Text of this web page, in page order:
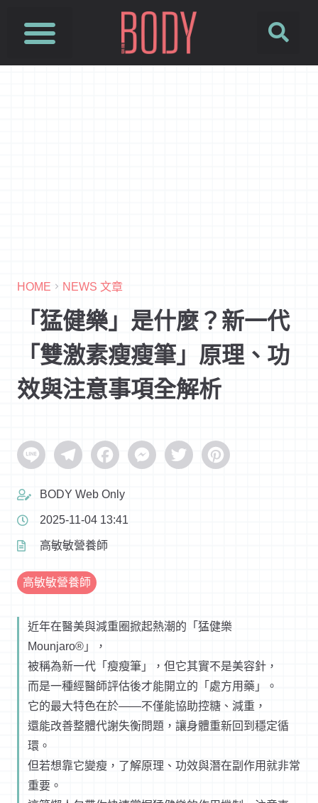
HOME NEWS 文章
「猛健樂」是什麼？新一代
「雙激素瘦瘦筆」原理、功
效與注意事項全解析
Line TelegramFacebookMessenger
Twitter Pinterest
BODY Web Only
2025-11-04 13:41
高敏敏營養師
高敏敏營養師
近年在醫美與減重圈掀起熱潮的「猛健樂
Mounjaro®」，
被稱為新一代「瘦瘦筆」，但它其實不是美容針，
而是一種經醫師評估後才能開立的「處方用藥」。
它的最大特色在於——不僅能協助控糖、減重，
還能改善整體代謝失衡問題，讓身體重新回到穩定循
環。
但若想靠它變瘦，了解原理、功效與潛在副作用就非常
重要。